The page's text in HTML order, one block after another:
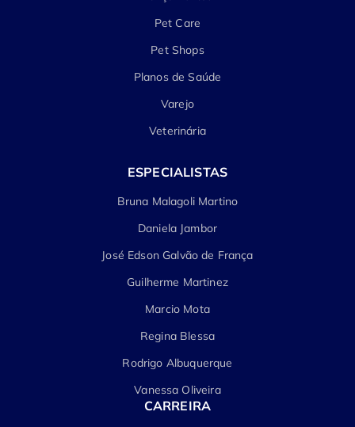
Pet Care
Pet Shops
Planos de Saúde
Varejo
Veterinária
ESPECIALISTAS
Bruna Malagoli Martino
Daniela Jambor
José Edson Galvão de França
Guilherme Martinez
Marcio Mota
Regina Blessa
Rodrigo Albuquerque
Vanessa Oliveira
CARREIRA